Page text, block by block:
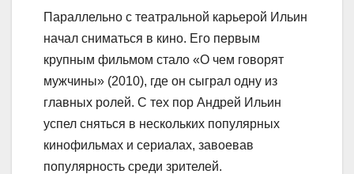
Параллельно с театральной карьерой Ильин
начал сниматься в кино. Его первым
крупным фильмом стало «О чем говорят
мужчины» (2010), где он сыграл одну из
главных ролей. С тех пор Андрей Ильин
успел сняться в нескольких популярных
кинофильмах и сериалах, завоевав
популярность среди зрителей.